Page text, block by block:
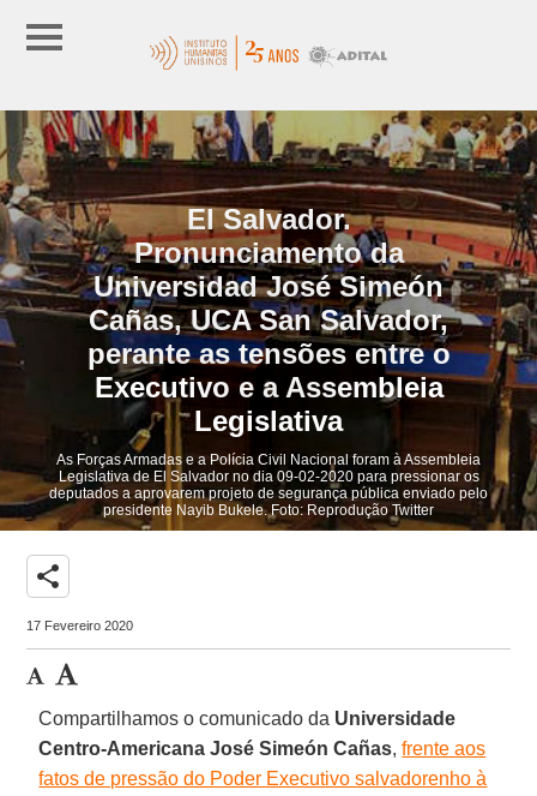
El Salvador.
Pronunciamento da
Universidad José Simeón
Cañas, UCA San Salvador,
perante as tensões entre o
Executivo e a Assembleia
Legislativa
As Forças Armadas e a Polícia Civil Nacional foram à Assembleia
Legislativa de El Salvador no dia 09-02-2020 para pressionar os
deputados a aprovarem projeto de segurança pública enviado pelo
presidente Nayib Bukele. Foto: Reprodução Twitter
share
17 Fevereiro 2020
Compartilhamos o comunicado da Universidade
Centro-Americana José Simeón Cañas,frente aos
fatos de pressão do Poder Executivo salvadorenho à